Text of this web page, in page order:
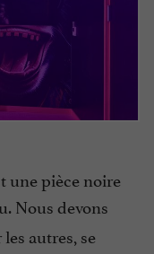
une pièce noire
Nous devons
autres, se